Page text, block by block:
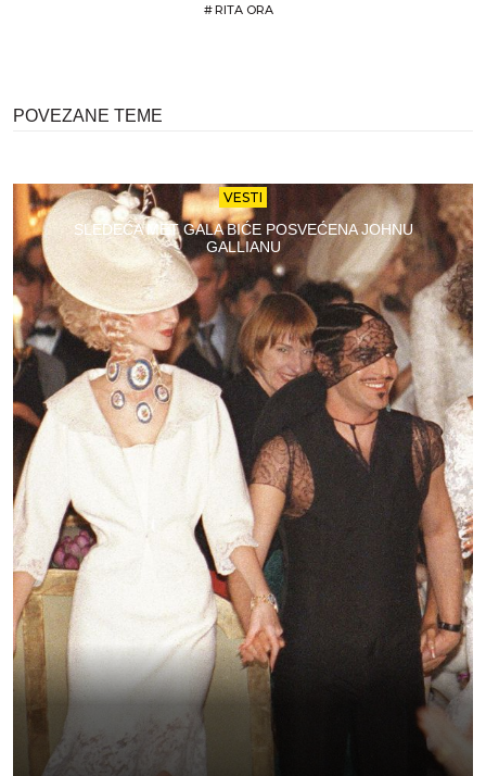
#RITA ORA
POVEZANE TEME
VESTI
SLEDEĆA MET GALA BIĆE POSVEĆENA JOHNU
GALLIANU